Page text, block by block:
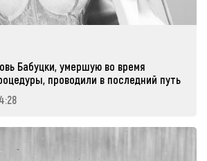
Бабуцки, умершую во время
проводили в последний путь